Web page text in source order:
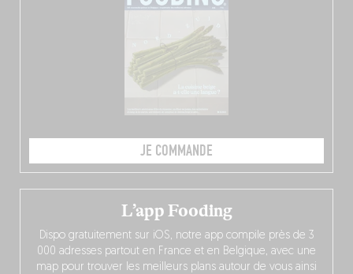
JE COMMANDE
L’app Fooding
Dispo gratuitement sur iOS, notre app compile près de 3
000 adresses partout en France et en Belgique, avec une
map pour trouver les meilleurs plans autour de vous ainsi